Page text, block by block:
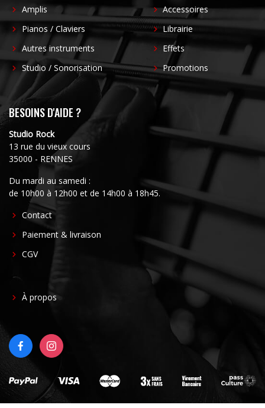
Amplis
Pianos / Claviers
Autres instruments
Studio / Sonorisation
Accessoires
Librairie
Effets
Promotions
BESOINS D'AIDE ?
Studio Rock
13 rue du vieux cours
35000 - RENNES
Du mardi au samedi :
de 10h00 à 12h00 et de 14h00 à 18h45.
FOOTER
CENTER
Contact
Paiement & livraison
CGV
FOOTER
À propos
FACEBOOKINSTAGRAM